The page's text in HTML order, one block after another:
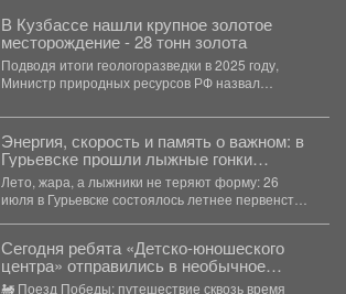
В Кузбассе нашли крупное золотое
месторождение - 28 тонн золота
Подводя итоги геологоразведки в 2025 году,
Министр природных ресурсов РФ назвал
Энергия, скорость и память о важном: в
Гурьевске прошли лыжные гонки
(кросс)!‍‍‍
Лето, жара, а лыжники не теряют форму: 26
июля в Гурьевске состоялось летнее первенство
Сегодня ребята «Детско-юношеского
центра» отправились в необычное
путешествие - на борт «Поезда
🚂 Поезд Победы: путешествие сквозь время